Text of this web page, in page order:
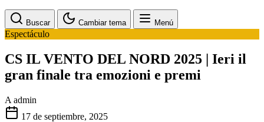
Buscar Cambiar tema Menú
Espectáculo
CS IL VENTO DEL NORD 2025 | Ieri il
gran finale tra emozioni e premi
A admin
17 de septiembre, 2025